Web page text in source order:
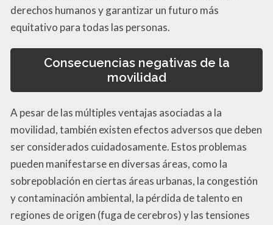
derechos humanos y garantizar un futuro más
equitativo para todas las personas.
Consecuencias negativas de la
movilidad
A pesar de las múltiples ventajas asociadas a la
movilidad, también existen efectos adversos que deben
ser considerados cuidadosamente. Estos problemas
pueden manifestarse en diversas áreas, como la
sobrepoblación en ciertas áreas urbanas, la congestión
y contaminación ambiental, la pérdida de talento en
regiones de origen (fuga de cerebros) y las tensiones